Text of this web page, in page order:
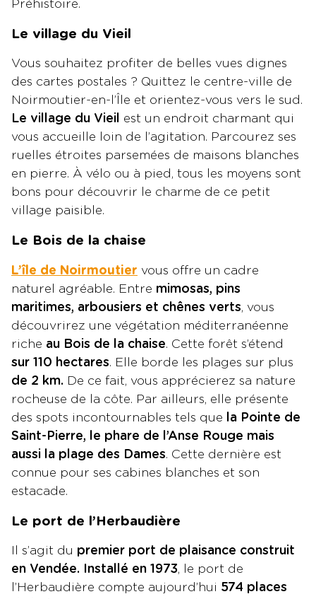
Préhistoire.
Le village du Vieil
Vous souhaitez profiter de belles vues dignes
des cartes postales ? Quittez le centre-ville de
Noirmoutier-en-l’Île et orientez-vous vers le sud.
Le village du Vieil est un endroit charmant qui
vous accueille loin de l’agitation. Parcourez ses
ruelles étroites parsemées de maisons blanches
en pierre. À vélo ou à pied, tous les moyens sont
bons pour découvrir le charme de ce petit
village paisible.
Le Bois de la chaise
L’île de Noirmoutier vous offre un cadre
naturel agréable. Entre mimosas, pins
maritimes, arbousiers et chênes verts, vous
découvrirez une végétation méditerranéenne
riche au Bois de la chaise. Cette forêt s’étend
sur 110 hectares. Elle borde les plages sur plus
de 2 km. De ce fait, vous apprécierez sa nature
rocheuse de la côte. Par ailleurs, elle présente
des spots incontournables tels que la Pointe de
Saint-Pierre, le phare de l’Anse Rouge mais
aussi la plage des Dames. Cette dernière est
connue pour ses cabines blanches et son
estacade.
Le port de l’Herbaudière
Il s’agit du premier port de plaisance construit
en Vendée. Installé en 1973, le port de
l’Herbaudière compte aujourd’hui 574 places